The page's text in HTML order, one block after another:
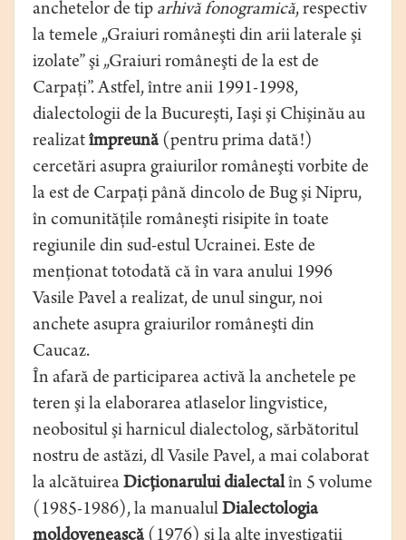
anchetelor de tip arhivăfonogramică, respectiv
la temele „Graiuri româneşti din arii laterale şi
izolate” şi „Graiuri româneşti de la est de
Carpaţi”. Astfel, între anii 1991-1998,
dialectologii de la Bucureşti, Iaşi şi Chişinău au
realizatîmpreună (pentru prima dată!)
cercetări asupra graiurilor româneşti vorbite de
la est de Carpaţi până dincolo de Bug şi Nipru,
în comunităţile româneşti risipite în toate
regiunile din sud-estul Ucrainei. Este de
menţionat totodată că în vara anului 1996
Vasile Pavel a realizat, de unul singur, noi
anchete asupra graiurilor româneşti din
Caucaz.
În afară de participarea activă la anchetele pe
teren şi la elaborarea atlaselor lingvistice,
neobositul şi harnicul dialectolog, sărbătoritul
nostru de astăzi, dl Vasile Pavel, a mai colaborat
la alcătuirea Dicţionarului dialectalîn 5 volume
(1985-1986), la manualulDialectologia